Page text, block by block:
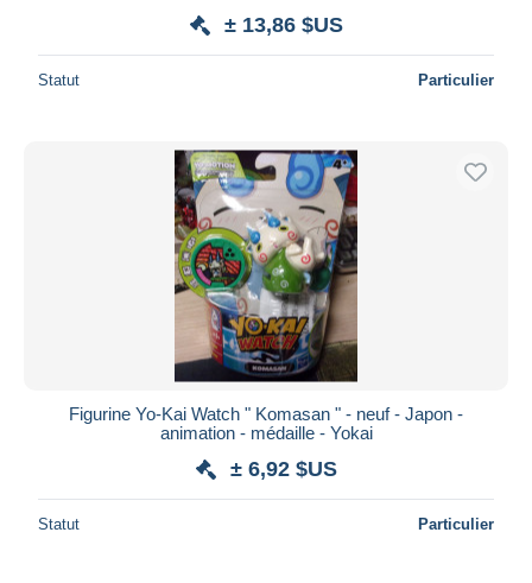
± 13,86 $US
Statut Particulier
Figurine Yo-Kai Watch " Komasan " - neuf - Japon -
animation - médaille - Yokai
± 6,92 $US
Statut Particulier